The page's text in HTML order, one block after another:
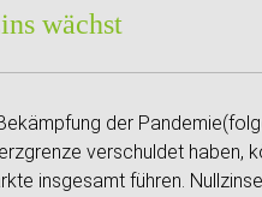
wächst
der
verschuldet haben,
insgesamt führen.